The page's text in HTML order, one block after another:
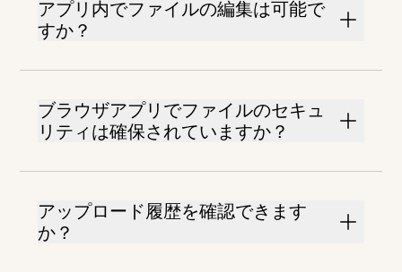
アプリ内でファイルの編集は可能で
すか？
ブラウザアプリでファイルのセキュ
リティは確保されていますか？
アップロード履歴を確認できます
か？